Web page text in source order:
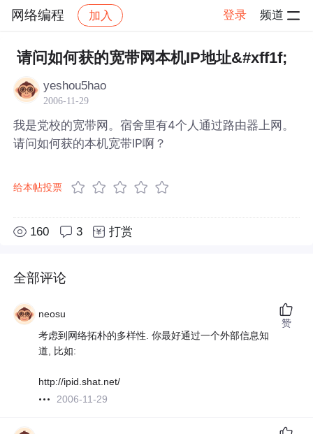
网络编程 加入 登录 频道
社区 网络编程 帖子详情
请问如何获的宽带网本机IP地址&#xff1f;
yeshou5hao
2006-11-29
我是党校的宽带网。宿舍里有4个人通过路由器上网。
请问如何获的本机宽带IP啊？
给本帖投票
160 3 打赏
全部评论
neosu
考虑到网络拓朴的多样性. 你最好通过一个外部信息知
道, 比如:
http://ipid.shat.net/
2006-11-29
赞